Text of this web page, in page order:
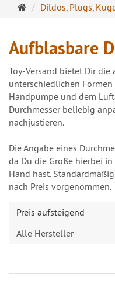
Startseite
Dildos, Plugs,
Aufblasbare
Toy-Versand bietet Dir
unterschiedlichen
Handpumpe und dem
Durchmesser beliebig
nachjustieren.
Die Angabe eines
da Du die Größe hierbei
Hand hast.
nach Preis vorgenommen.
Preis aufsteigend
Alle Hersteller